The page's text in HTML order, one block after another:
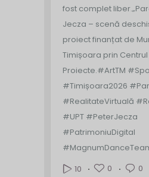
fost complet liber.
Jecza – scenă
proiect finanțat de
Timișoara prin
Proiecte.#ArtTM
#Timișoara2026
#RealitateVirtuală
#UPT #PeterJecza
#PatrimoniuDigital
10
0 0